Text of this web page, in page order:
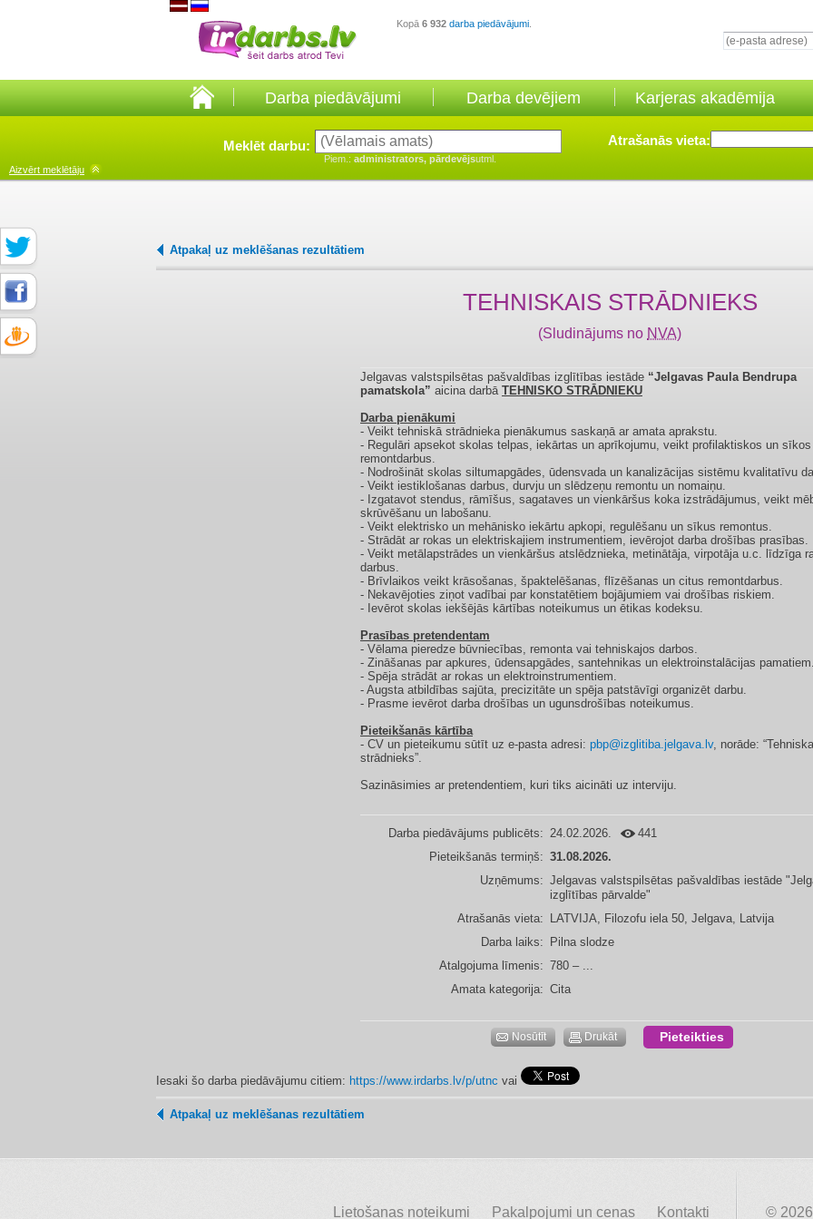
Kopā 6 932 darba piedāvājumi
Darba piedāvājumi Darba devējiem Karjeras akadēmija
Meklēt darbu:
Piem.: administrators, pārdevējsutml.
Atrašanās vieta:
Aizvērt meklētāju
Atpakaļ uz meklēšanas rezultātiem
TEHNISKAIS STRĀDNIEKS
(Sludinājums no NVA)
Jelgavas valstspilsētas pašvaldības izglītības iestāde “Jelgavas Paula Bendrupa
pamatskola” aicina darbā TEHNISKO STRĀDNIEKU
Darba pienākumi
- Veikt tehniskā strādnieka pienākumus saskaņā ar amata aprakstu.
- Regulāri apsekot skolas telpas, iekārtas un aprīkojumu, veikt profilaktiskos un sīkos
remontdarbus.
- Nodrošināt skolas siltumapgādes, ūdensvada un kanalizācijas sistēmu kvalitatīvu
- Veikt iestiklošanas darbus, durvju un slēdzeņu remontu un nomaiņu.
- Izgatavot stendus, rāmīšus, sagataves un vienkāršus koka izstrādājumus, veikt
skrūvēšanu un labošanu.
- Veikt elektrisko un mehānisko iekārtu apkopi, regulēšanu un sīkus remontus.
- Strādāt ar rokas un elektriskajiem instrumentiem, ievērojot darba drošības prasības.
- Veikt metālapstrādes un vienkāršus atslēdznieka, metinātāja, virpotāja u.c. līdzīga
darbus.
- Brīvlaikos veikt krāsošanas, špaktelēšanas, flīzēšanas un citus remontdarbus.
- Nekavējoties ziņot vadībai par konstatētiem bojājumiem vai drošības riskiem.
- Ievērot skolas iekšējās kārtības noteikumus un ētikas kodeksu.
Prasības pretendentam
- Vēlama pieredze būvniecības, remonta vai tehniskajos darbos.
- Zināšanas par apkures, ūdensapgādes, santehnikas un elektroinstalācijas pamatiem.
- Spēja strādāt ar rokas un elektroinstrumentiem.
- Augsta atbildības sajūta, precizitāte un spēja patstāvīgi organizēt darbu.
- Prasme ievērot darba drošības un ugunsdrošības noteikumus.
Pieteikšanās kārtība
- CV un pieteikumu sūtīt uz e-pasta adresi: pbp@izglitiba.jelgava.lv, norāde:
strādnieks”.
Sazināsimies ar pretendentiem, kuri tiks aicināti uz interviju.
Darba piedāvājums publicēts: 24.02.2026.
441
Pieteikšanās termiņš: 31.08.2026.
Uzņēmums: Jelgavas valstspilsētas pašvaldības iestāde
izglītības pārvalde"
Atrašanās vieta: LATVIJA, Filozofu iela 50, Jelgava, Latvija
Darba laiks: Pilna slodze
Atalgojuma līmenis: 780 – ...
Amata kategorija: Cita
Nosūtīt Drukāt Pieteikties
Iesaki šo darba piedāvājumu citiem: https://www.irdarbs.lv/p/utnc vai
Atpakaļ uz meklēšanas rezultātiem
Lietošanas noteikumi Pakalpojumi un cenas Kontakti ©